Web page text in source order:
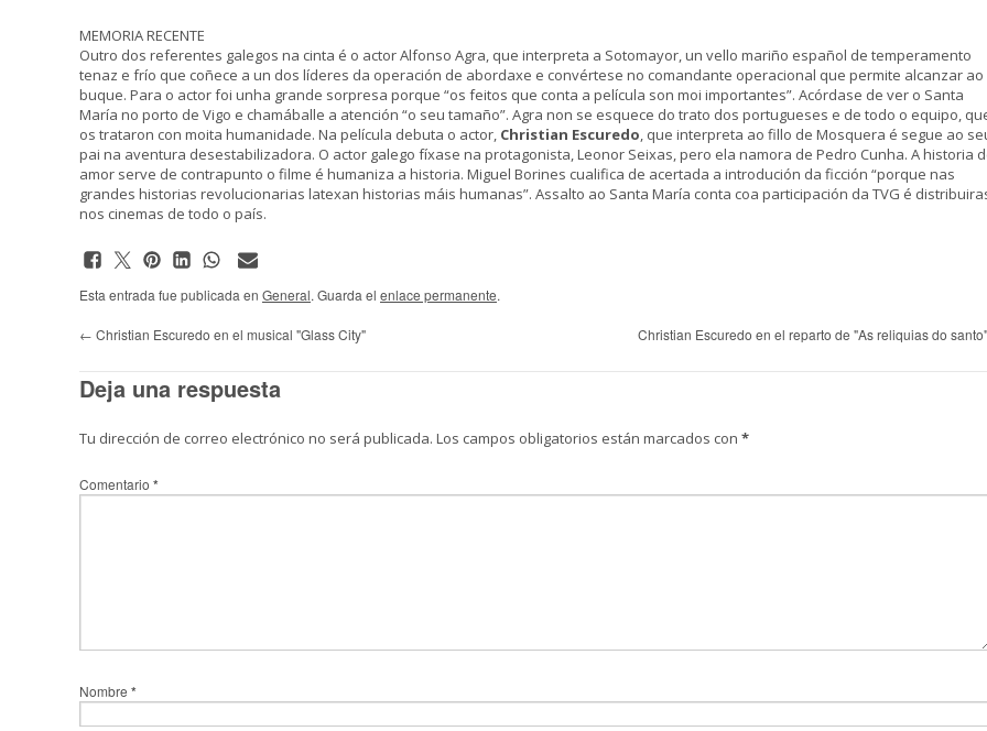
MEMORIA RECENTE
Outro dos referentes galegos na cinta é o actor Alfonso Agra, que interpreta a Sotomayor, un vello mariño español de temperamento
tenaz e frío que coñece a un dos líderes da operación de abordaxe e convértese no comandante operacional que permite alcanzar ao
buque. Para o actor foi unha grande sorpresa porque “os feitos que conta a película son moi importantes”. Acórdase de ver o Santa
María no porto de Vigo e chamáballe a atención “o seu tamaño”. Agra non se esquece do trato dos portugueses e de todo o equipo,
os trataron con moita humanidade. Na película debuta o actor, Christian Escuredo, que interpreta ao fillo de Mosquera é segue ao
pai na aventura desestabilizadora. O actor galego fíxase na protagonista, Leonor Seixas, pero ela namora de Pedro Cunha. A historia
amor serve de contrapunto o filme é humaniza a historia. Miguel Borines cualifica de acertada a introdución da ficción “porque nas
grandes historias revolucionarias latexan historias máis humanas”. Assalto ao Santa María conta coa participación da TVG é
nos cinemas de todo o país.
Esta entrada fue publicada en General. Guarda el enlace permanente.
← Christian Escuredo en el musical "Glass City" Christian Escuredo en el reparto de "As reliquias do santo"
Deja una respuesta
Tu dirección de correo electrónico no será publicada. Los campos obligatorios están marcados con *
Comentario *
Nombre *